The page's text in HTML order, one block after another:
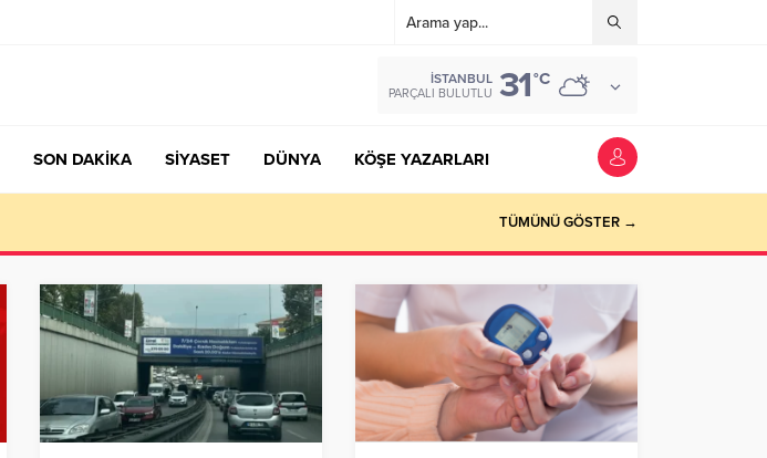
İSTANBUL
PARÇALI BULUTLU 31°C
SON DAKİKA SİYASET DÜNYA KÖŞE YAZARLARI
TÜMÜNÜ GÖSTER →